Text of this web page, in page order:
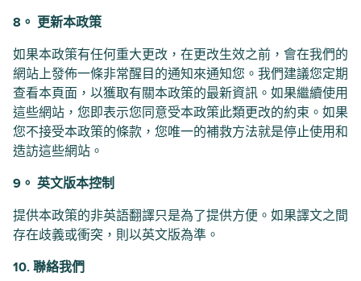
8。 更新本政策
如果本政策有任何重大更改，在更改生效之前，會在我們的
網站上發佈一條非常醒目的通知來通知您。我們建議您定期
查看本頁面，以獲取有關本政策的最新資訊。如果繼續使用
這些網站，您即表示您同意受本政策此類更改的約束。如果
您不接受本政策的條款，您唯一的補救方法就是停止使用和
造訪這些網站。
9。 英文版本控制
提供本政策的非英語翻譯只是為了提供方便。如果譯文之間
存在歧義或衝突，則以英文版為準。
10. 聯絡我們